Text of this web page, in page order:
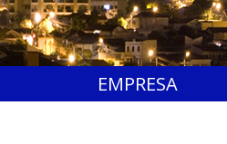
EMPRESA